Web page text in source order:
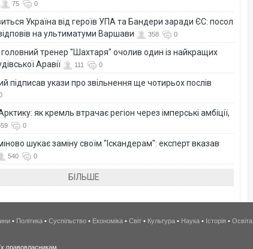
75 0
Україна від героїв УПА та Бандери заради ЄС: посол
на ультиматуми Варшави
358 0
головний тренер "Шахтаря" очолив один із найкращих
Аравії
111 0
підписав укази про звільнення ще чотирьох послів
як кремль втрачає регіон через імперські амбіції,
0
шукає заміну своїм "Іскандерам": експерт вказав
540 0
БІЛЬШЕ
• Політика • Суспільство • Економіка • Світ • Культура • Наука • Історія • Освіта
правовласникам.